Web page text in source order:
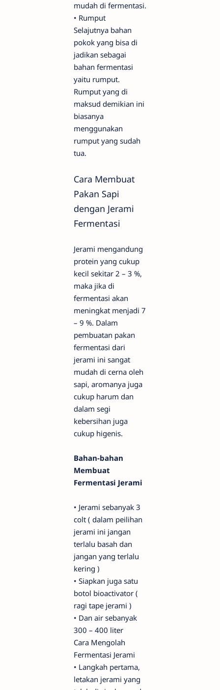
mudah di fermentasi.
• Rumput
Selajutnya bahan
pokok yang bisa di
jadikan sebagai
bahan fermentasi
yaitu rumput.
Rumput yang di
maksud demikian ini
biasanya
menggunakan
rumput yang sudah
tua.
Cara Membuat
Pakan Sapi
dengan Jerami
Fermentasi
Jerami mengandung
protein yang cukup
kecil sekitar 2 – 3 %,
maka jika di
fermentasi akan
meningkat menjadi 7
– 9 %. Dalam
pembuatan pakan
fermentasi dari
jerami ini sangat
mudah di cerna oleh
sapi, aromanya juga
cukup harum dan
dalam segi
kebersihan juga
cukup higenis.
Bahan-bahan
Membuat
Fermentasi Jerami
• Jerami sebanyak 3
colt ( dalam peilihan
jerami ini jangan
terlalu basah dan
jangan yang terlalu
kering )
• Siapkan juga satu
botol bioactivator (
ragi tape jerami )
• Dan air sebanyak
300 – 400 liter
Cara Mengolah
Fermentasi Jerami
• Langkah pertama,
letakan jerami yang